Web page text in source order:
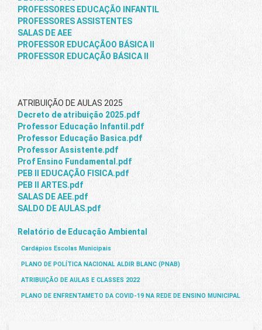
PROFESSORES EDUCAÇÃO INFANTIL
PROFESSORES ASSISTENTES
SALAS DE AEE
PROFESSOR EDUCAÇÃOO BÁSICA II
PROFESSOR EDUCAÇÃO BÁSICA II
ATRIBUIÇÃO DE AULAS 2025
Decreto de atribuição 2025.pdf
Professor Educação Infantil.pdf
Professor Educação Basica.pdf
Professor Assistente.pdf
Prof Ensino Fundamental.pdf
PEB II EDUCAÇÃO FISICA.pdf
PEB II ARTES.pdf
SALAS DE AEE.pdf
SALDO DE AULAS.pdf
Relatório de Educação Ambiental
Cardápios Escolas Municipais
PLANO DE POLÍTICA NACIONAL ALDIR BLANC (PNAB)
ATRIBUIÇÃO DE AULAS E CLASSES 2022
PLANO DE ENFRENTAMETO DA COVID-19 NA REDE DE ENSINO MUNICIPAL